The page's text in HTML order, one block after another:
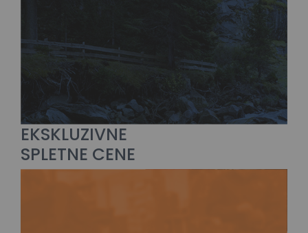
EKSKLUZIVNE
SPLETNE CENE